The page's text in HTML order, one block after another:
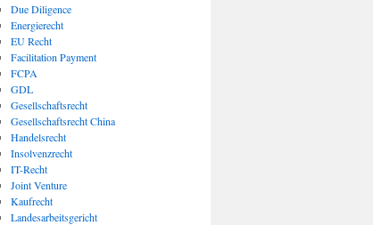
Due Diligence
Energierecht
EU Recht
Facilitation Payment
FCPA
GDL
Gesellschaftsrecht
Gesellschaftsrecht China
Handelsrecht
Insolvenzrecht
IT-Recht
Joint Venture
Kaufrecht
Landesarbeitsgericht